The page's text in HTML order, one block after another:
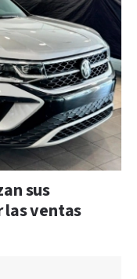
sus
las ventas